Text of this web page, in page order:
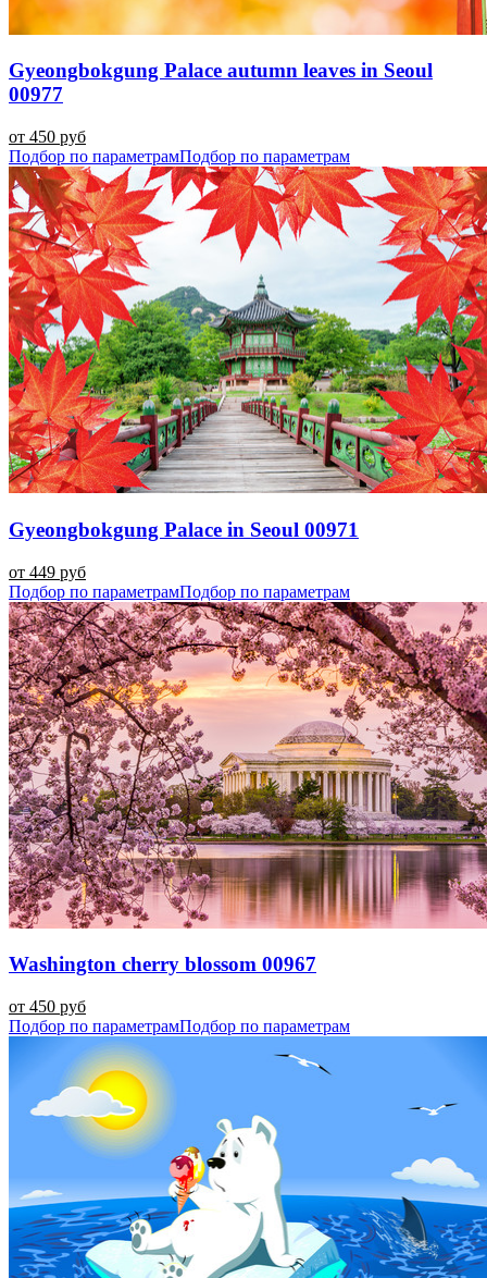
Gyeongbokgung Palace autumn leaves in Seoul
00977
от 450 руб
Подбор по параметрамПодбор по параметрам
Gyeongbokgung Palace in Seoul 00971
от 449 руб
Подбор по параметрамПодбор по параметрам
Washington cherry blossom 00967
от 450 руб
Подбор по параметрамПодбор по параметрам